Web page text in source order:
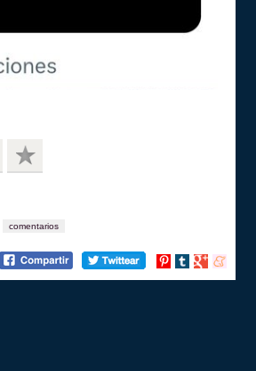
comentarios
Compartir
Compartir
Compartir
Compartir